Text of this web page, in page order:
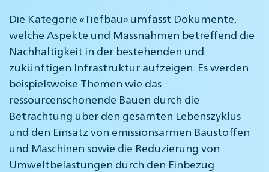
Die Kategorie «Tiefbau» umfasst Dokumente,
welche Aspekte und Massnahmen betreffend die
Nachhaltigkeit in der bestehenden und
zukünftigen Infrastruktur aufzeigen. Es werden
beispielsweise Themen wie das
ressourcenschonende Bauen durch die
Betrachtung über den gesamten Lebenszyklus
und den Einsatz von emissionsarmen Baustoffen
und Maschinen sowie die Reduzierung von
Umweltbelastungen durch den Einbezug